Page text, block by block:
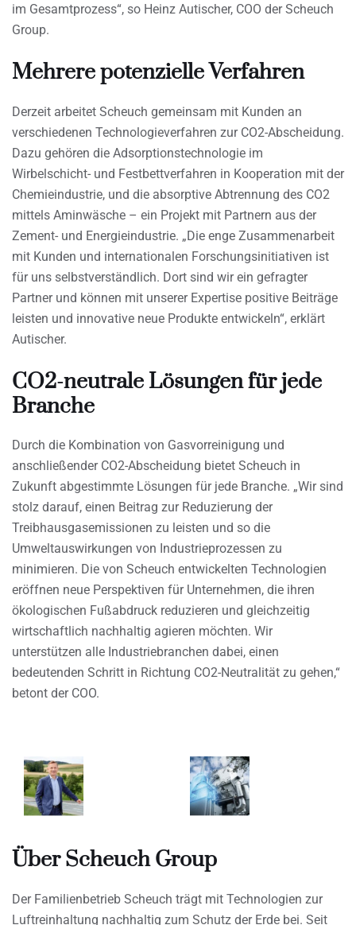
im Gesamtprozess“, so Heinz Autischer, COO der Scheuch
Group.
Mehrere potenzielle Verfahren
Derzeit arbeitet Scheuch gemeinsam mit Kunden an
verschiedenen Technologieverfahren zur CO2-Abscheidung.
Dazu gehören die Adsorptionstechnologie im
Wirbelschicht- und Festbettverfahren in Kooperation mit der
Chemieindustrie, und die absorptive Abtrennung des CO2
mittels Aminwäsche – ein Projekt mit Partnern aus der
Zement- und Energieindustrie. „Die enge Zusammenarbeit
mit Kunden und internationalen Forschungsinitiativen ist
für uns selbstverständlich. Dort sind wir ein gefragter
Partner und können mit unserer Expertise positive Beiträge
leisten und innovative neue Produkte entwickeln“, erklärt
Autischer.
CO2-neutrale Lösungen für jede
Branche
Durch die Kombination von Gasvorreinigung und
anschließender CO2-Abscheidung bietet Scheuch in
Zukunft abgestimmte Lösungen für jede Branche. „Wir sind
stolz darauf, einen Beitrag zur Reduzierung der
Treibhausgasemissionen zu leisten und so die
Umweltauswirkungen von Industrieprozessen zu
minimieren. Die von Scheuch entwickelten Technologien
eröffnen neue Perspektiven für Unternehmen, die ihren
ökologischen Fußabdruck reduzieren und gleichzeitig
wirtschaftlich nachhaltig agieren möchten. Wir
unterstützen alle Industriebranchen dabei, einen
bedeutenden Schritt in Richtung CO2-Neutralität zu gehen,“
betont der COO.
Über Scheuch Group
Der Familienbetrieb Scheuch trägt mit Technologien zur
Luftreinhaltung nachhaltig zum Schutz der Erde bei. Seit